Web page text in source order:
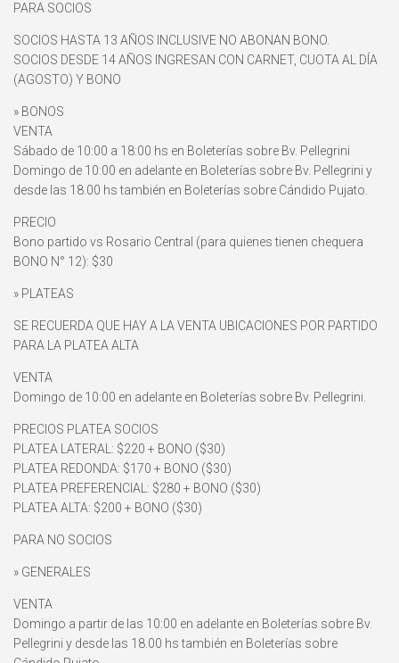
PARA SOCIOS
SOCIOS HASTA 13 AÑOS INCLUSIVE NO ABONAN BONO.
SOCIOS DESDE 14 AÑOS INGRESAN CON CARNET, CUOTA AL DÍA
(AGOSTO) Y BONO
» BONOS
VENTA
Sábado de 10:00 a 18:00 hs en Boleterías sobre Bv. Pellegrini
Domingo de 10:00 en adelante en Boleterías sobre Bv. Pellegrini y
desde las 18.00 hs también en Boleterías sobre Cándido Pujato.
PRECIO
Bono partido vs Rosario Central (para quienes tienen chequera
BONO N° 12): $30
» PLATEAS
SE RECUERDA QUE HAY A LA VENTA UBICACIONES POR PARTIDO
PARA LA PLATEA ALTA
VENTA
Domingo de 10:00 en adelante en Boleterías sobre Bv. Pellegrini.
PRECIOS PLATEA SOCIOS
PLATEA LATERAL: $220 + BONO ($30)
PLATEA REDONDA: $170 + BONO ($30)
PLATEA PREFERENCIAL: $280 + BONO ($30)
PLATEA ALTA: $200 + BONO ($30)
PARA NO SOCIOS
» GENERALES
VENTA
Domingo a partir de las 10:00 en adelante en Boleterías sobre Bv.
Pellegrini y desde las 18.00 hs también en Boleterías sobre